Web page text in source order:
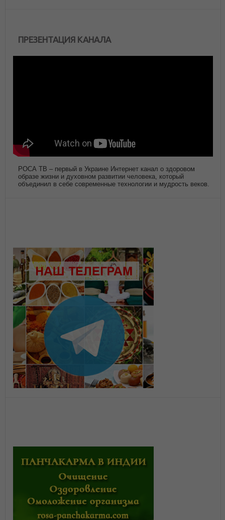
ПРЕЗЕНТАЦИЯ КАНАЛА
РОСА ТВ – первый в Украине Интернет канал о здоровом
образе жизни и духовном развитии человека, который
объединил в себе современные технологии и мудрость веков.